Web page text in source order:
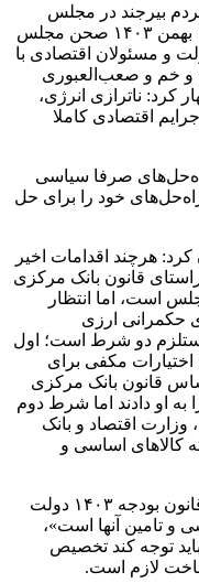
بیرجند در مجلس
شورای اسلامی در جلسه روز دوشنبه ۱۵ بهمن ۱۴۰۳ صحن مجلس
و مسئولان اقتصادی با
و خم و صعب‌العبوری
کرد: ناترازی انرژی،
اقتصادی کاملا
صرفا سیاسی
خود را برای حل
هرچند اقدامات اخیر
قانون بانک مرکزی
است، اما انتظار
حکمرانی ارزی
دو شرط است؛ اول
اختیارات مکفی برای
قانون بانک مرکزی
به او دادند اما شرط دوم
وزارت اقتصاد و بانک
اساسی و
هاشمی در پایان با بیان اینکه «بر اساس قانون بودجه ۱۴۰۳ دولت
و تامین آنها است»،
توجه کند تخصیص
لازم است.